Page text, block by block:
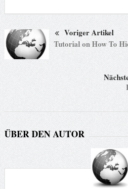
Voriger Artikel
Tutorial on How To
ÜBER DEN AUTOR